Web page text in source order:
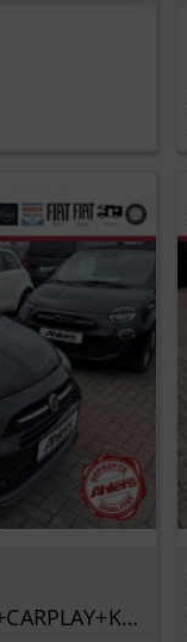
RockStar+NAVI+ALLWETTER+CARPLAY+KLIMAAUTO+PDC+TFT+